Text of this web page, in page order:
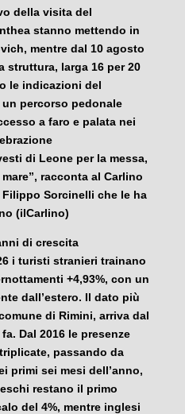
della visita del
stanno mettendo in
mentre dal 10 agosto
struttura, larga 16 per 20
le indicazioni del
percorso pedonale
a faro e palata nei
di Leone per la messa,
racconta al Carlino
Sorcinelli che le ha
(ilCarlino)
di crescita
i turisti stranieri trainano
+4,93%, con un
dall’estero. Il dato più
di Rimini, arriva dal
Dal 2016 le presenze
passando da
primi sei mesi dell’anno,
restano il primo
del 4%, mentre inglesi